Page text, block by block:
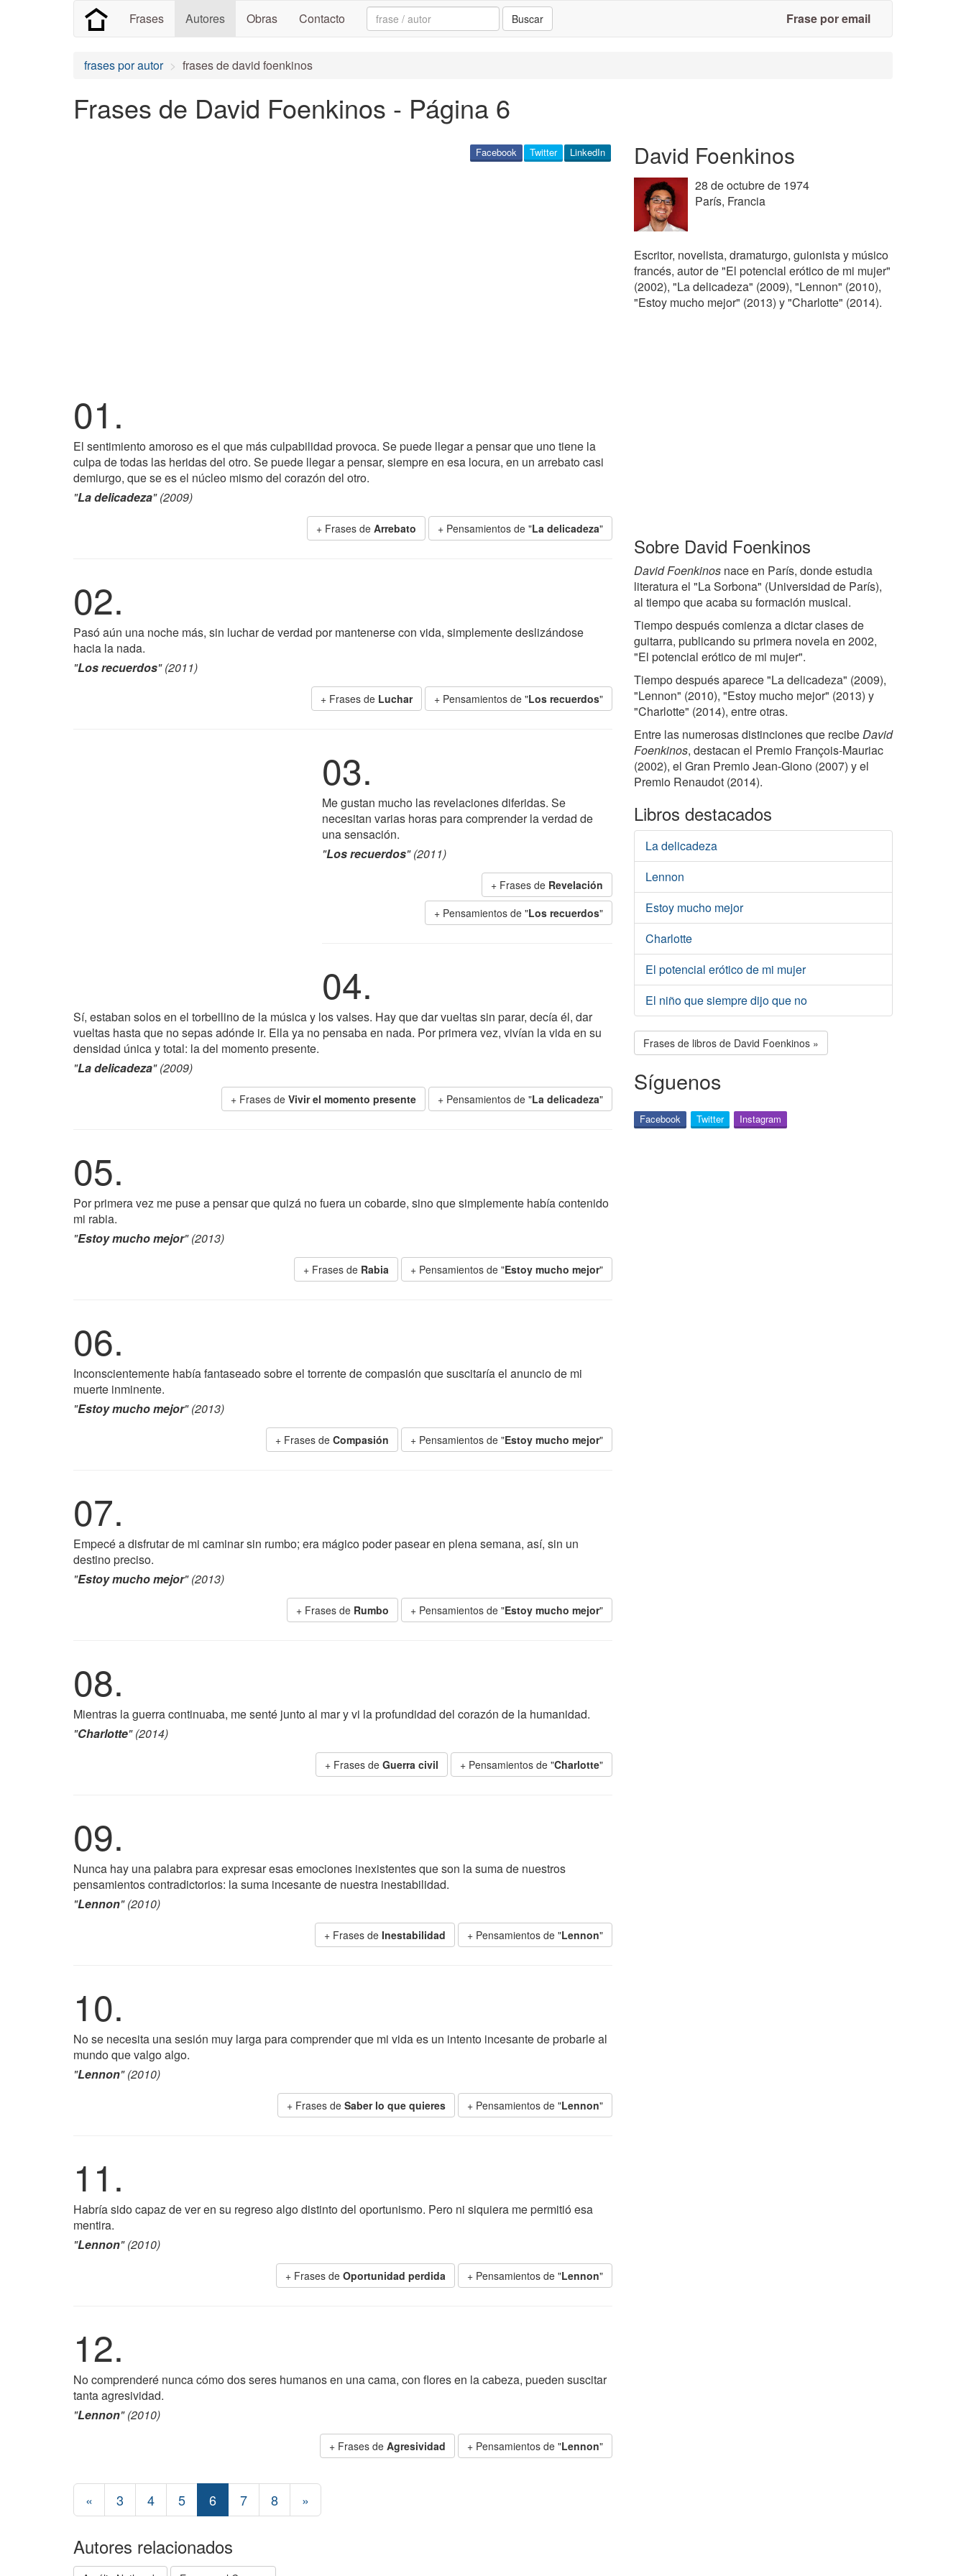
Frases Autores Obras Contacto Search: Buscar Frase por email
frases por autor frases de david foenkinos
Frases de David Foenkinos - Página 6
LinkedIn
Twitter
Facebook
01.
El sentimiento amoroso es el que más culpabilidad provoca. Se puede llegar a pensar que uno tiene la
culpa de todas las heridas del otro. Se puede llegar a pensar, siempre en esa locura, en un arrebato casi
demiurgo, que se es el núcleo mismo del corazón del otro.
"La delicadeza" (2009)
+ Frases de Arrebato + Pensamientos de "La delicadeza"
02.
Pasó aún una noche más, sin luchar de verdad por mantenerse con vida, simplemente deslizándose
hacia la nada.
"Los recuerdos" (2011)
+ Frases de Luchar + Pensamientos de "Los recuerdos"
03.
Me gustan mucho las revelaciones diferidas. Se
necesitan varias horas para comprender la verdad de
una sensación.
"Los recuerdos" (2011)
+ Frases de Revelación
+ Pensamientos de "Los recuerdos"
04.
Sí, estaban solos en el torbellino de la música y los valses. Hay que dar vueltas sin parar, decía él, dar
vueltas hasta que no sepas adónde ir. Ella ya no pensaba en nada. Por primera vez, vivían la vida en su
densidad única y total: la del momento presente.
"La delicadeza" (2009)
+ Frases de Vivir el momento presente + Pensamientos de "La delicadeza"
05.
Por primera vez me puse a pensar que quizá no fuera un cobarde, sino que simplemente había contenido
mi rabia.
"Estoy mucho mejor" (2013)
+ Frases de Rabia + Pensamientos de "Estoy mucho mejor"
06.
Inconscientemente había fantaseado sobre el torrente de compasión que suscitaría el anuncio de mi
muerte inminente.
"Estoy mucho mejor" (2013)
+ Frases de Compasión + Pensamientos de "Estoy mucho mejor"
07.
Empecé a disfrutar de mi caminar sin rumbo; era mágico poder pasear en plena semana, así, sin un
destino preciso.
"Estoy mucho mejor" (2013)
+ Frases de Rumbo + Pensamientos de "Estoy mucho mejor"
08.
Mientras la guerra continuaba, me senté junto al mar y vi la profundidad del corazón de la humanidad.
"Charlotte" (2014)
+ Frases de Guerra civil + Pensamientos de "Charlotte"
09.
Nunca hay una palabra para expresar esas emociones inexistentes que son la suma de nuestros
pensamientos contradictorios: la suma incesante de nuestra inestabilidad.
"Lennon" (2010)
+ Frases de Inestabilidad + Pensamientos de "Lennon"
10.
No se necesita una sesión muy larga para comprender que mi vida es un intento incesante de probarle al
mundo que valgo algo.
"Lennon" (2010)
+ Frases de Saber lo que quieres + Pensamientos de "Lennon"
11.
Habría sido capaz de ver en su regreso algo distinto del oportunismo. Pero ni siquiera me permitió esa
mentira.
"Lennon" (2010)
+ Frases de Oportunidad perdida + Pensamientos de "Lennon"
12.
No comprenderé nunca cómo dos seres humanos en una cama, con flores en la cabeza, pueden suscitar
tanta agresividad.
"Lennon" (2010)
+ Frases de Agresividad + Pensamientos de "Lennon"
« 3 4 5 6 7 8 »
Autores relacionados
David Foenkinos
28 de octubre de 1974
París, Francia
Escritor, novelista, dramaturgo, guionista y músico
francés, autor de "El potencial erótico de mi mujer"
(2002), "La delicadeza" (2009), "Lennon" (2010),
"Estoy mucho mejor" (2013) y "Charlotte" (2014).
Sobre David Foenkinos
David Foenkinos nace en París, donde estudia
literatura el "La Sorbona" (Universidad de París),
al tiempo que acaba su formación musical.
Tiempo después comienza a dictar clases de
guitarra, publicando su primera novela en 2002,
"El potencial erótico de mi mujer".
Tiempo después aparece "La delicadeza" (2009),
"Lennon" (2010), "Estoy mucho mejor" (2013) y
"Charlotte" (2014), entre otras.
Entre las numerosas distinciones que recibeDavid
Foenkinos, destacan el Premio François-Mauriac
(2002), el Gran Premio Jean-Giono (2007) y el
Premio Renaudot (2014).
Libros destacados
La delicadeza
Lennon
Estoy mucho mejor
Charlotte
El potencial erótico de mi mujer
El niño que siempre dijo que no
Frases de libros de David Foenkinos »
Síguenos
Facebook Twitter Instagram